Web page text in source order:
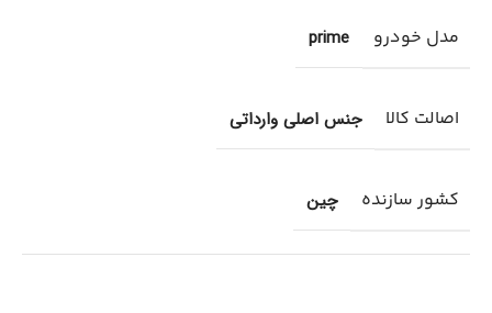
مدل خودرو prime
اصالت کالا جنس اصلی وارداتی
کشور سازنده چین